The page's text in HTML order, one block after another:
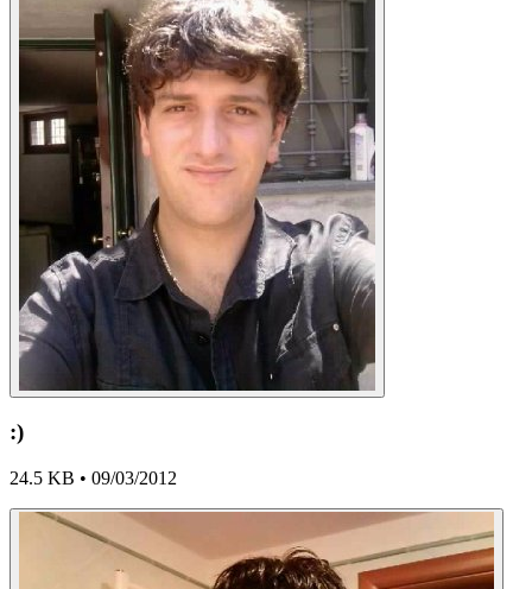
:)
24.5 KB • 09/03/2012